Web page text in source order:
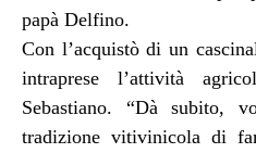
papà Delfino.
Con l’acquistò di un
intraprese l’attività
Sebastiano. “Dà subito,
tradizione vitivinicola di